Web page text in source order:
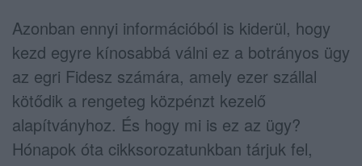
Azonban ennyi információból is kiderül, hogy
kezd egyre kínosabbá válni ez a botrányos ügy
az egri Fidesz számára, amely ezer szállal
kötődik a rengeteg közpénzt kezelő
alapítványhoz. És hogy mi is ez az ügy?
Hónapok óta cikksorozatunkban tárjuk fel,